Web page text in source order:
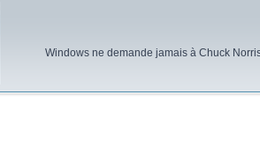
Windows ne demande jamais à Chuck